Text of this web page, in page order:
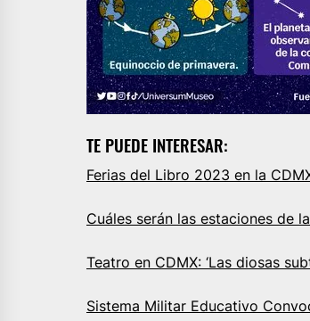
TE PUEDE INTERESAR:
Ferias del Libro 2023 en la
Cuáles serán las estaciones de
Teatro en CDMX: ‘Las diosas
Sistema Militar Educativo